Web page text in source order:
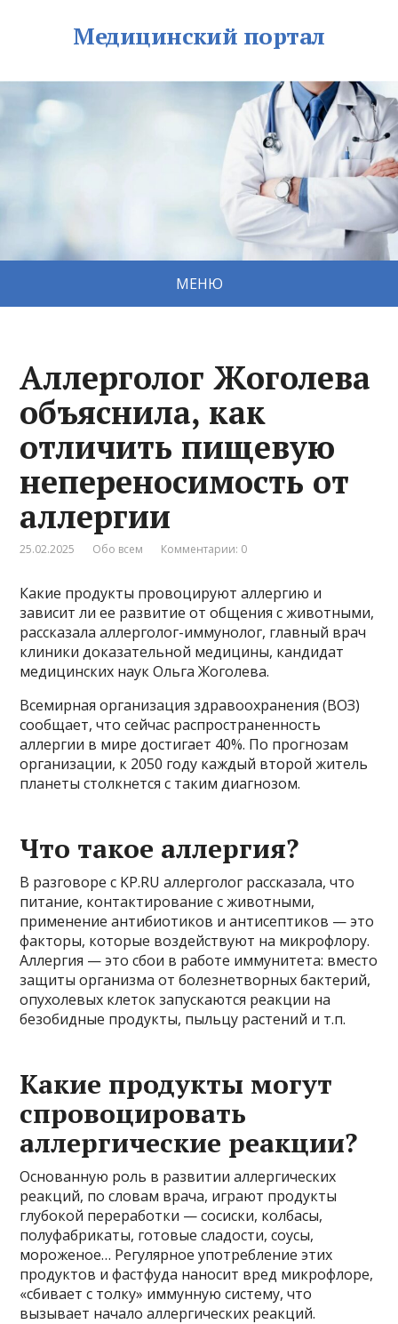
Медицинский портал
МЕНЮ
Аллерголог Жоголева
объяснила, как
отличить пищевую
непереносимость от
аллергии
25.02.2025 Обо всем Комментарии: 0
Какие продукты провоцируют аллергию и
зависит ли ее развитие от общения с животными,
рассказала аллерголог-иммунолог, главный врач
клиники доказательной медицины, кандидат
медицинских наук Ольга Жоголева.
Всемирная организация здравоохранения (ВОЗ)
сообщает, что сейчас распространенность
аллергии в мире достигает 40%. По прогнозам
организации, к 2050 году каждый второй житель
планеты столкнется с таким диагнозом.
Что такое аллергия?
В разговоре с KP.RU аллерголог рассказала, что
питание, контактирование с животными,
применение антибиотиков и антисептиков — это
факторы, которые воздействуют на микрофлору.
Аллергия — это сбои в работе иммунитета: вместо
защиты организма от болезнетворных бактерий,
опухолевых клеток запускаются реакции на
безобидные продукты, пыльцу растений и т.п.
Какие продукты могут
спровоцировать
аллергические реакции?
Основанную роль в развитии аллергических
реакций, по словам врача, играют продукты
глубокой переработки — сосиски, колбасы,
полуфабрикаты, готовые сладости, соусы,
мороженое… Регулярное употребление этих
продуктов и фастфуда наносит вред микрофлоре,
«сбивает с толку» иммунную систему, что
вызывает начало аллергических реакций.